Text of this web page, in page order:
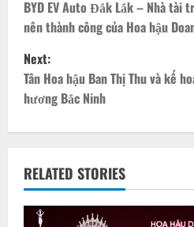
o
s
t
n
v
i
BYD EV Auto Đắk Lắk – Nhà tài
nên thành công của Hoa hậu
Next:
Tân Hoa hậu Ban Thị Thu và kế
hương Bắc Ninh
RELATED STORIES